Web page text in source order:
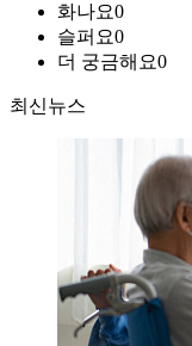
화나요0
슬퍼요0
더 궁금해요0
최신뉴스